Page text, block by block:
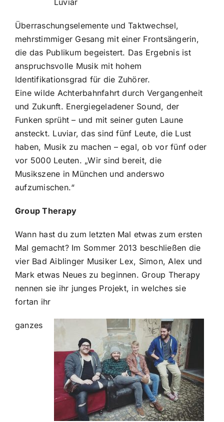
Luviar
Überraschungselemente und Taktwechsel,
mehrstimmiger Gesang mit einer Frontsängerin,
die das Publikum begeistert. Das Ergebnis ist
anspruchsvolle Musik mit hohem
Identifikationsgrad für die Zuhörer.
Eine wilde Achterbahnfahrt durch Vergangenheit
und Zukunft. Energiegeladener Sound, der
Funken sprüht – und mit seiner guten Laune
ansteckt. Luviar, das sind fünf Leute, die Lust
haben, Musik zu machen – egal, ob vor fünf oder
vor 5000 Leuten. „Wir sind bereit, die
Musikszene in München und anderswo
aufzumischen.“
Group Therapy
Wann hast du zum letzten Mal etwas zum ersten
Mal gemacht? Im Sommer 2013 beschließen die
vier Bad Aiblinger Musiker Lex, Simon, Alex und
Mark etwas Neues zu beginnen. Group Therapy
nennen sie ihr junges Projekt, in welches sie
fortan ihr
ganzes